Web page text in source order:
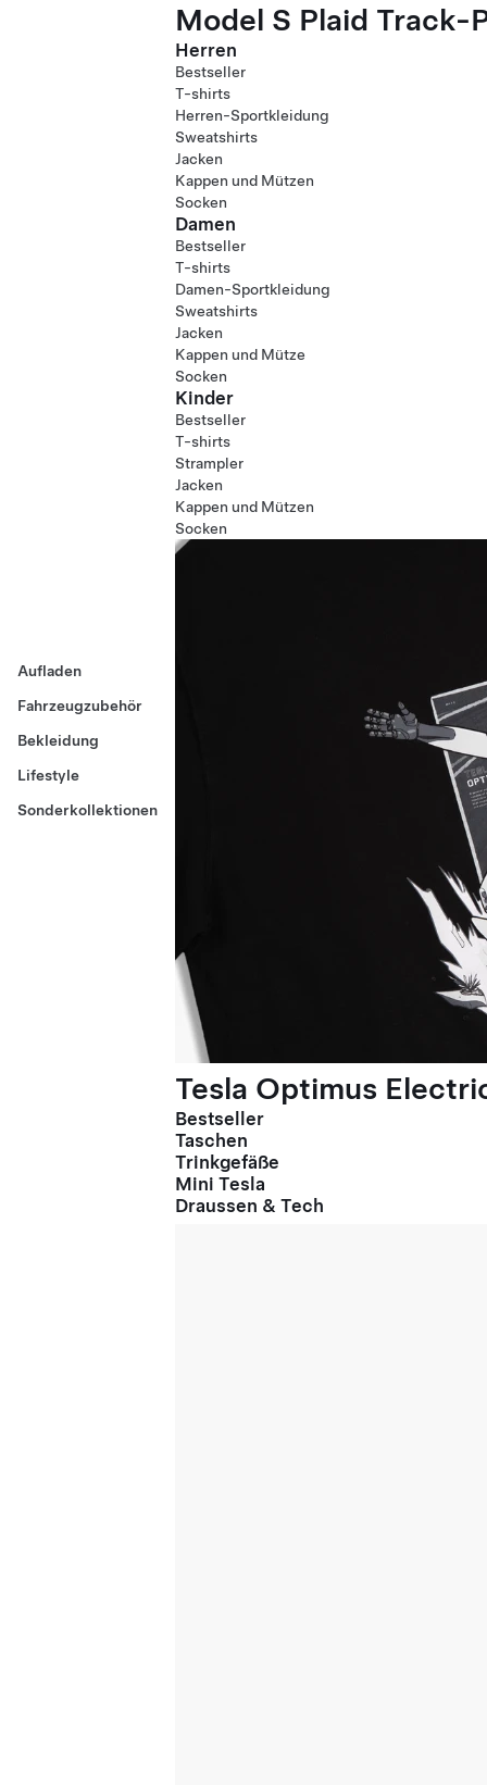
Aufladen
Fahrzeugzubehör
Bekleidung
Lifestyle
Sonderkollektionen
Model S Plaid Track-
Herren
Bestseller
T-shirts
Herren-Sportkleidung
Sweatshirts
Jacken
Kappen und Mützen
Socken
Damen
Bestseller
T-shirts
Damen-Sportkleidung
Sweatshirts
Jacken
Kappen und Mütze
Socken
Kinder
Bestseller
T-shirts
Strampler
Jacken
Kappen und Mützen
Socken
Tesla Optimus
Bestseller
Taschen
Trinkgefäße
Mini Tesla
Draussen & Tech